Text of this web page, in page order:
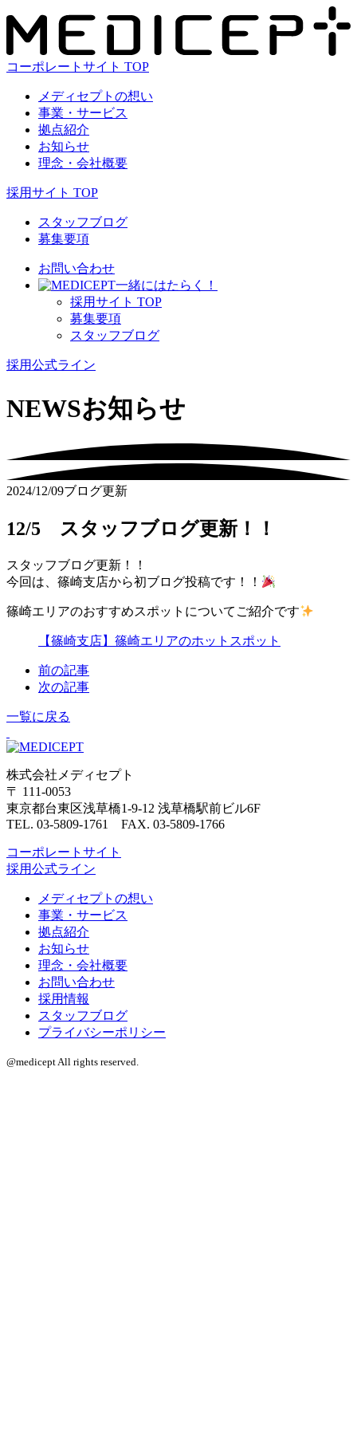
コーポレートサイト TOP
メディセプトの想い
事業・サービス
拠点紹介
お知らせ
理念・会社概要
採用サイト TOP
スタッフブログ
募集要項
お問い合わせ
⼀緒にはたらく！
採⽤サイト TOP
募集要項
スタッフブログ
採用公式ライン
NEWSお知らせ
2024/12/09ブログ更新
12/5 スタッフブログ更新！！
スタッフブログ更新！！
今回は、篠崎支店から初ブログ投稿です！！
篠崎エリアのおすすめスポットについてご紹介です
【篠崎支店】篠崎エリアのホットスポット
前の記事
次の記事
一覧に戻る
株式会社メディセプト
〒 111-0053
東京都台東区浅草橋1-9-12 浅草橋駅前ビル6F
TEL. 03-5809-1761 FAX. 03-5809-1766
コーポレートサイト
採用公式ライン
メディセプトの想い
事業・サービス
拠点紹介
お知らせ
理念・会社概要
お問い合わせ
採用情報
スタッフブログ
プライバシーポリシー
@medicept All rights reserved.